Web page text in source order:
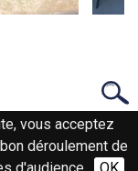
vous acceptez
déroulement de